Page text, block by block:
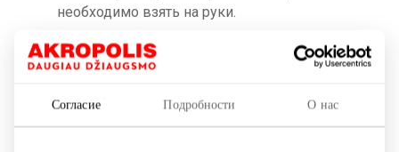
Согласие Подробности О нас
необходимо взять на руки.
🐾 Ответственность: позаботьтесь, чтобы
питомец вел себя дружелюбно – вы
отвечаете за его безопасность и порядок.